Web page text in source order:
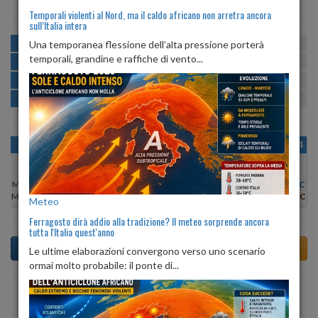
MATTINA min:18º max:25º U:
POMERIGGIO min:25º max:27º
SERA min:20º max:26º U:78% 84%
NOTTE min: 19º max:20º U:83%
OGGI
Min:
27°C
Max:28°C
DOM 09
Min:
Max:27°C
LUN 10
Min:26°C
Max:26°C
MAR 11
Min:
26°C
Max:26°C
MER 12
Max:27°C
GIO 13
Min:26°C
Max:27°C
VEN 14
26°C
Max:27°C
Previsioni del Tempo a Agnone di domani
Temporali violenti al Nord, ma il caldo africano non arretra ancora
sull’Italia intera
Una temporanea flessione dell’alta pressione porterà
temporali, grandine e raffiche di vento...
Meteo
Ferragosto dirà addio alla tradizione? Il meteo sorprende ancora
tutta l'Italia quest'anno
Le ultime elaborazioni convergono verso uno scenario
ormai molto probabile: il ponte di...